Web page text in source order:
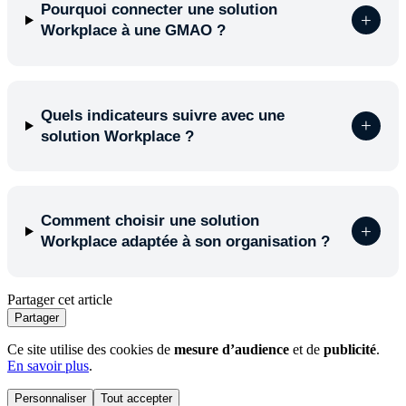
Pourquoi connecter une solution
Workplace à une GMAO ?
+
Quels indicateurs suivre avec une
solution Workplace ?
+
Comment choisir une solution
Workplace adaptée à son organisation ?
+
Partager cet article
Partager
Ce site utilise des cookies de mesure d’audience et de publicité.
En savoir plus.
Personnaliser Tout accepter